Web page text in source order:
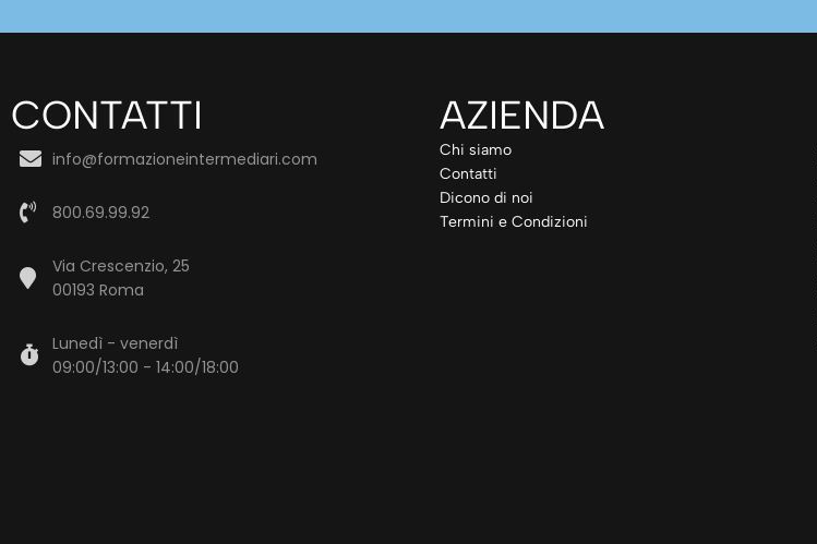
CONTATTI
info@formazioneintermediari.com
800.69.99.92
Via Crescenzio, 25
00193 Roma
Lunedì - venerdì
09:00/13:00 - 14:00/18:00
AZIENDA
Chi siamo
Contatti
Dicono di noi
Termini e Condizioni